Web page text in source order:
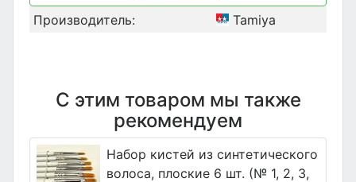
Производитель: Tamiya
С этим товаром мы также
рекомендуем
Набор кистей из синтетического
волоса, плоские 6 шт. (№ 1, 2, 3,